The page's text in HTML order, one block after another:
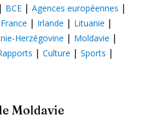
| BCE | Agences européennes |
France | Irlande | Lituanie |
Herzégovine | Moldavie |
| Culture | Sports |
Moldavie